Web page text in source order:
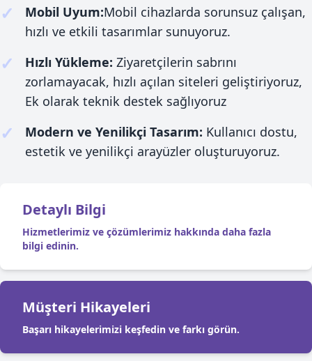
✓ Mobil Uyum:Mobil cihazlarda sorunsuz çalışan,
hızlı ve etkili tasarımlar sunuyoruz.
✓ Hızlı Yükleme: Ziyaretçilerin sabrını
zorlamayacak, hızlı açılan siteleri geliştiriyoruz,
Ek olarak teknik destek sağlıyoruz
✓ Modern ve Yenilikçi Tasarım: Kullanıcı dostu,
estetik ve yenilikçi arayüzler oluşturuyoruz.
Detaylı Bilgi
Hizmetlerimiz ve çözümlerimiz hakkında daha fazla
bilgi edinin.
Müşteri Hikayeleri
Başarı hikayelerimizi keşfedin ve farkı görün.